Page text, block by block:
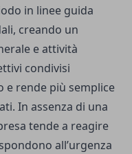
in linee guida
creando un
e attività
condivisi
e rende più semplice
In assenza di una
tende a reagire
all’urgenza